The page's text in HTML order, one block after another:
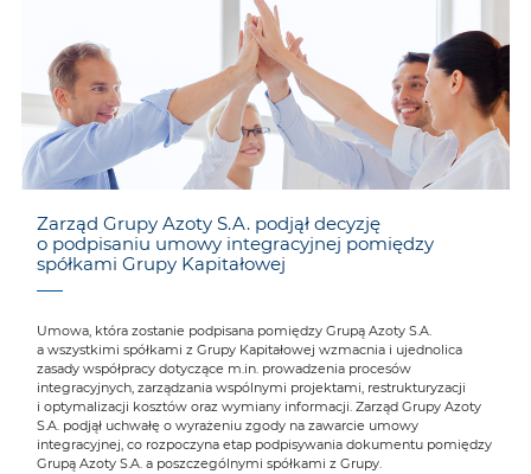
Zarząd Grupy Azoty S.A. podjął decyzję
o podpisaniu umowy integracyjnej pomiędzy
spółkami Grupy Kapitałowej
Umowa, która zostanie podpisana pomiędzy Grupą Azoty S.A.
a wszystkimi spółkami z Grupy Kapitałowej wzmacnia i ujednolica
zasady współpracy dotyczące m.in. prowadzenia procesów
integracyjnych, zarządzania wspólnymi projektami, restrukturyzacji
i optymalizacji kosztów oraz wymiany informacji. Zarząd Grupy Azoty
S.A. podjął uchwałę o wyrażeniu zgody na zawarcie umowy
integracyjnej, co rozpoczyna etap podpisywania dokumentu pomiędzy
Grupą Azoty S.A. a poszczególnymi spółkami z Grupy.